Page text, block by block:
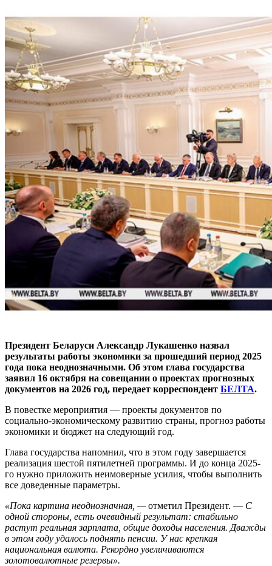
Президент Беларуси Александр Лукашенко назвал
результаты работы экономики за прошедший период 2025
года пока неоднозначными. Об этом глава государства
заявил 16 октября на совещании о проектах прогнозных
документов на 2026 год, передает корреспондент БЕЛТА.
В повестке мероприятия — проекты документов по
социально-экономическому развитию страны, прогноз работы
экономики и бюджет на следующий год.
Глава государства напомнил, что в этом году завершается
реализация шестой пятилетней программы. И до конца 2025-
го нужно приложить неимоверные усилия, чтобы выполнить
все доведенные параметры.
«Пока картина неоднозначная, —отметил Президент. — С
одной стороны, есть очевидный результат: стабильно
растут реальная зарплата, общие доходы населения. Дважды
в этом году удалось поднять пенсии. У нас крепкая
национальная валюта. Рекордно увеличиваются
золотовалютные резервы».